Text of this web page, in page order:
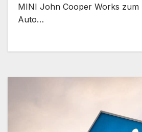
MINI John Cooper Works zum
Auto…